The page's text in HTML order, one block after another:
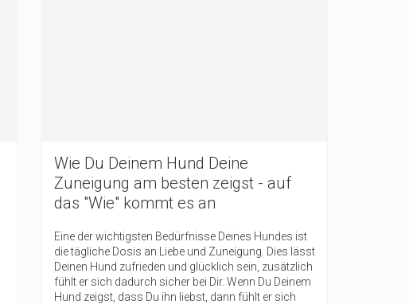
Wie Du Deinem Hund Deine
Zuneigung am besten zeigst - auf
das "Wie" kommt es an
Eine der wichtigsten Bedürfnisse Deines Hundes ist
die tägliche Dosis an Liebe und Zuneigung. Dies lässt
Deinen Hund zufrieden und glücklich sein, zusätzlich
fühlt er sich dadurch sicher bei Dir. Wenn Du Deinem
Hund zeigst, dass Du ihn liebst, dann fühlt er sich